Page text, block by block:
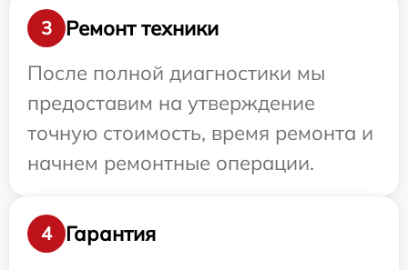
3
Ремонт техники
После полной диагностики мы
предоставим на утверждение
точную стоимость, время ремонта и
начнем ремонтные операции.
4
Гарантия